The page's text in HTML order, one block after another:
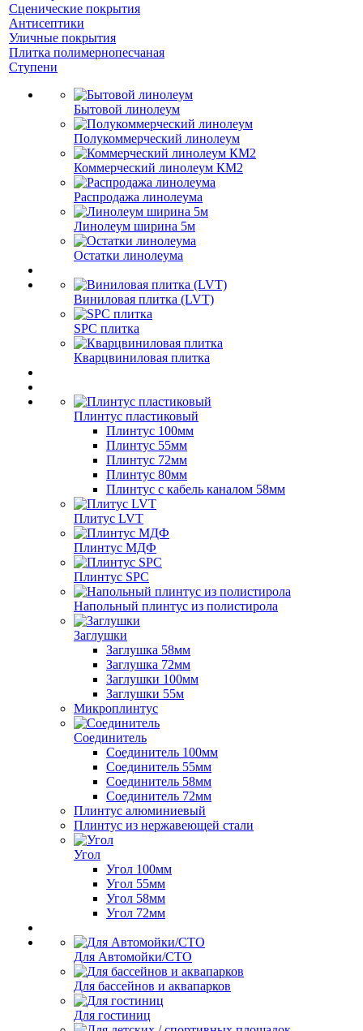
Сценические покрытия
Антисептики
Уличные покрытия
Плитка полимернопесчаная
Ступени
Бытовой линолеум
Полукоммерческий линолеум
Коммерческий линолеум КМ2
Распродажа линолеума
Линолеум ширина 5м
Остатки линолеума
Виниловая плитка (LVT)
SPC плитка
Кварцвиниловая плитка
Плинтус пластиковый
Плинтус 100мм
Плинтус 55мм
Плинтус 72мм
Плинтус 80мм
Плинтус с кабель каналом 58мм
Плитус LVT
Плинтус МДФ
Плинтус SPC
Напольный плинтус из полистирола
Заглушки
Заглушка 58мм
Заглушка 72мм
Заглушки 100мм
Заглушки 55м
Микроплинтус
Соединитель
Соединитель 100мм
Соединитель 55мм
Соединитель 58мм
Соединитель 72мм
Плинтус алюминиевый
Плинтус из нержавеющей стали
Угол
Угол 100мм
Угол 55мм
Угол 58мм
Угол 72мм
Для Автомойки/СТО
Для бассейнов и аквапарков
Для гостиниц